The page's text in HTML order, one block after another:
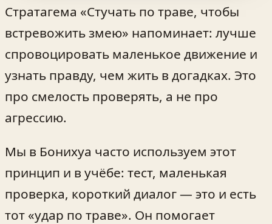
Стратагема «Стучать по траве, чтобы
встревожить змею» напоминает: лучше
спровоцировать маленькое движение и
узнать правду, чем жить в догадках. Это
про смелость проверять, а не про
агрессию.
Мы в Бонихуа часто используем этот
принцип и в учёбе: тест, маленькая
проверка, короткий диалог — это и есть
тот «удар по траве». Он помогает